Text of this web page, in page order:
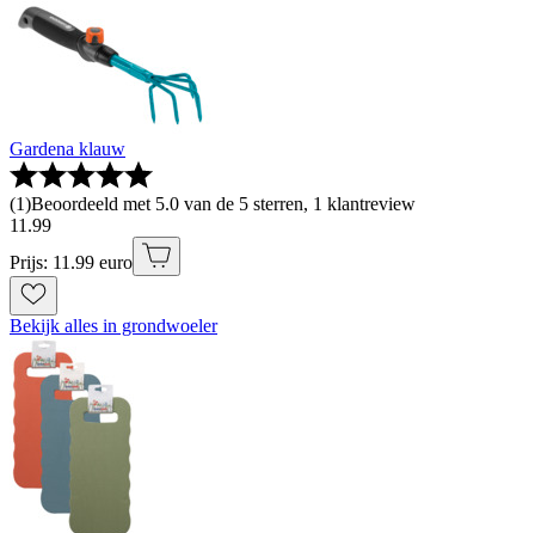
Gardena klauw
(1)Beoordeeld met 5.0 van de 5 sterren, 1 klantreview
11 .99
Prijs: 11.99 euro
Bekijk alles in grondwoeler